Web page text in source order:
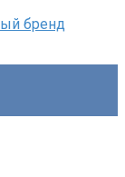
бренд